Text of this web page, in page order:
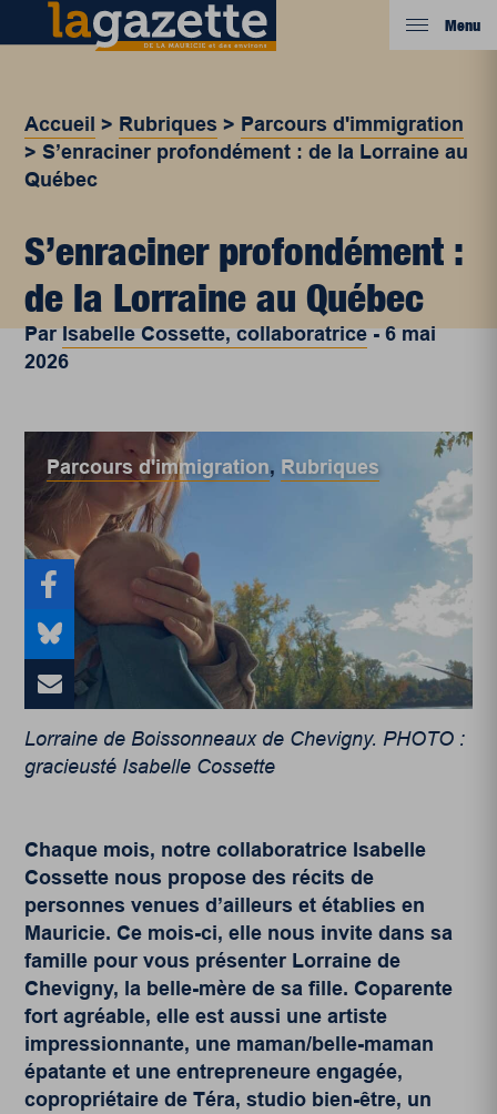
Menu
Accueil > Rubriques > Parcours d'immigration
>S’enraciner profondément : de la Lorraine au
Québec
S’enraciner profondément :
de la Lorraine au Québec
ParIsabelle Cossette, collaboratrice-6 mai
2026
Parcours d'immigration, Rubriques
Lorraine de Boissonneaux de Chevigny. PHOTO :
gracieusté Isabelle Cossette
Chaque mois, notre collaboratrice Isabelle
Cossette nous propose des récits de
personnes venues d’ailleurs et établies en
Mauricie. Ce mois-ci, elle nous invite dans sa
famille pour vous présenter Lorraine de
Chevigny, la belle-mère de sa fille. Coparente
fort agréable, elle est aussi une artiste
impressionnante, une maman/belle-maman
épatante et une entrepreneure engagée,
copropriétaire de Téra, studio bien-être, un